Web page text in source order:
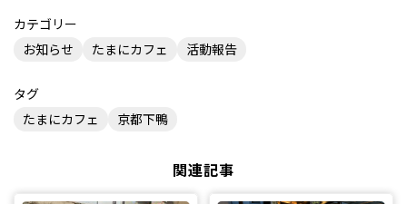
カテゴリー
お知らせ
たまにカフェ 活動報告
タグ
たまにカフェ
京都下鴨
関連記事